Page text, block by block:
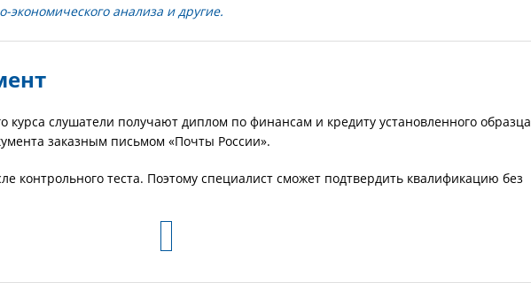
анализа и другие.
курса слушатели получают диплом по финансам и кредиту установленного
заказным письмом «Почты России».
контрольного теста. Поэтому специалист сможет подтвердить квалификацию без